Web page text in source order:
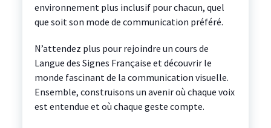
environnement plus inclusif pour chacun, quel
que soit son mode de communication préféré.
N’attendez plus pour rejoindre un cours de
Langue des Signes Française et découvrir le
monde fascinant de la communication visuelle.
Ensemble, construisons un avenir où chaque voix
est entendue et où chaque geste compte.